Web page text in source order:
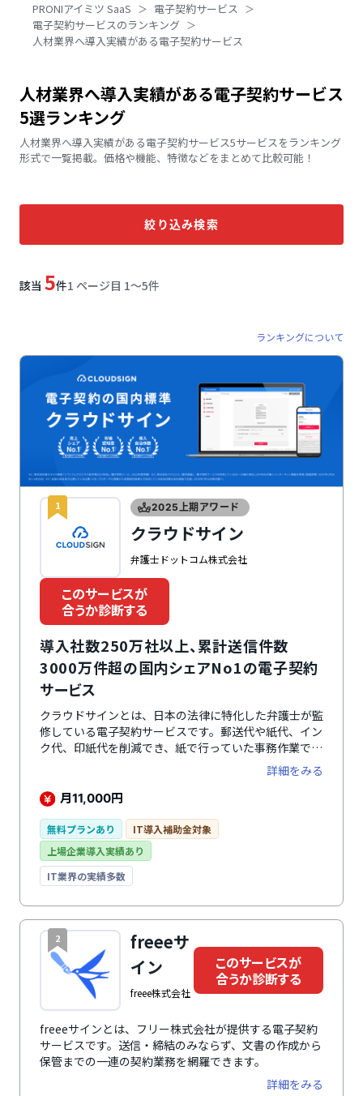
PRONIアイミツ SaaS
電子契約サービス
電子契約サービスのランキング
人材業界へ導入実績がある電子契約サービス
人材業界へ導入実績がある電子契約サービス
5選ランキング
人材業界へ導入実績がある電子契約サービス5サービスをランキング
形式で一覧掲載。価格や機能、特徴などをまとめて比較可能！
絞り込み検索
該当 5件1 ページ目 1〜5件
ランキングについて
1 2025上期アワード
クラウドサイン
弁護士ドットコム株式会社
このサービスが
合うか診断する
導入社数250万社以上、累計送信件数
3000万件超の国内シェアNo1の電子契約
サービス
クラウドサインとは、日本の法律に特化した弁護士が監
修している電子契約サービスです。郵送代や紙代、イン
ク代、印紙代を削減でき、紙で行っていた事務作業で発
生するコストを削減可能。クラウド型なので押印のため
の出社が不要になり、テレワークの推進や育児・介護を
しながらなどの働き方を実現します。特別な準備や知識
め、すぐに導入可能。取引先にも説明しやすく、電子契
約を受け入れられやすいシステムです。弁護士が監修し
ており、電子署名法に準拠。ISMSやSOC2など50以上の
セキュリティ項目をクリアしているため、セキュリティ
詳細をみる
月11,000円
無料プランあり
IT導入補助金対象
上場企業導入実績あり
IT業界の実績多数
2
freeeサ
イン
freee株式会社
このサービスが
合うか診断する
freeeサインとは、フリー株式会社が提供する電子契約
サービスです。送信・締結のみならず、文書の作成から
保管までの一連の契約業務を網羅できます。
詳細をみる